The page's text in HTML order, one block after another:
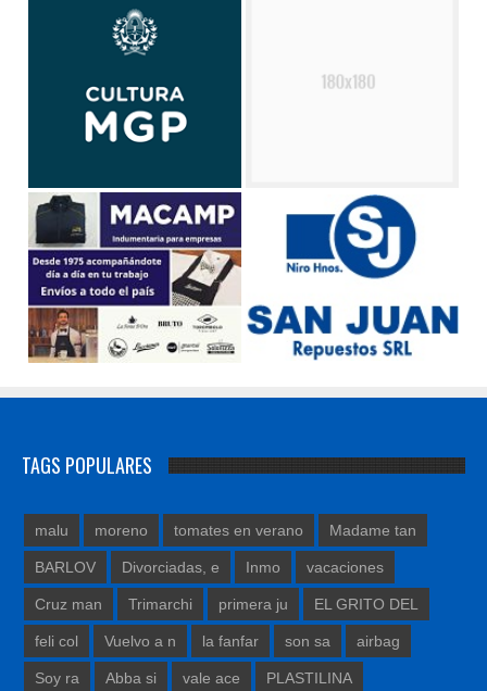
TAGS POPULARES
malu moreno tomates en verano Madame tan
BARLOV Divorciadas, e Inmo vacaciones
Cruz man Trimarchi primera ju EL GRITO DEL
feli col Vuelvo a n la fanfar son sa airbag
Soy ra Abba si vale ace PLASTILINA